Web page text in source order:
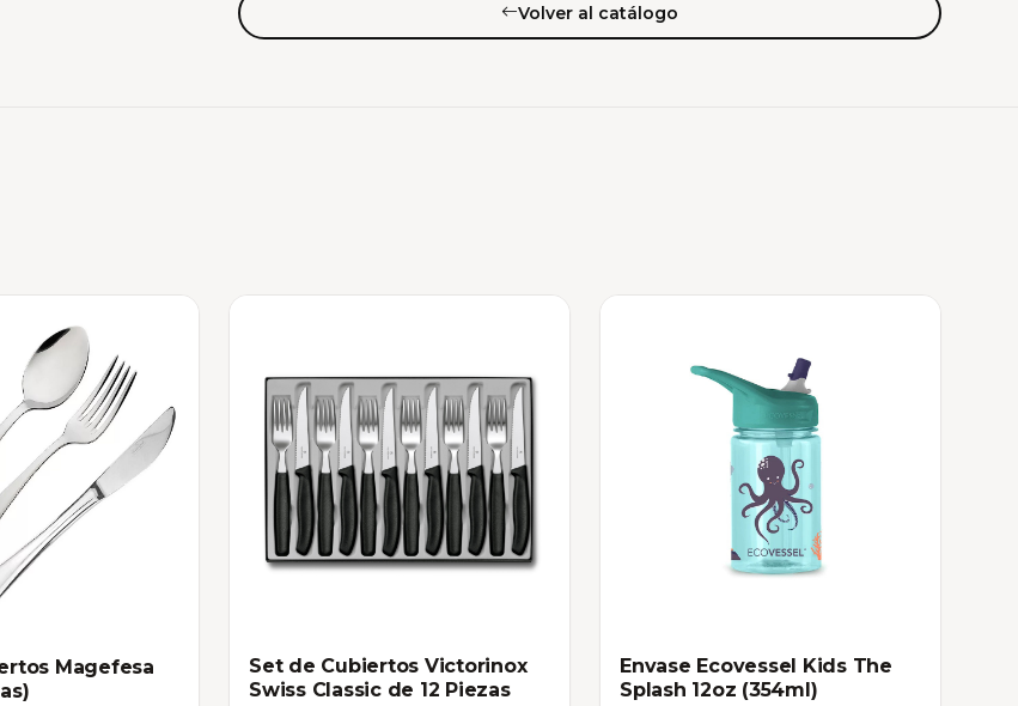
Volver al catálogo
Magefesa
Set de Cubiertos Victorinox
Swiss Classic de 12 Piezas
Envase Ecovessel Kids The
Splash 12oz (354ml)